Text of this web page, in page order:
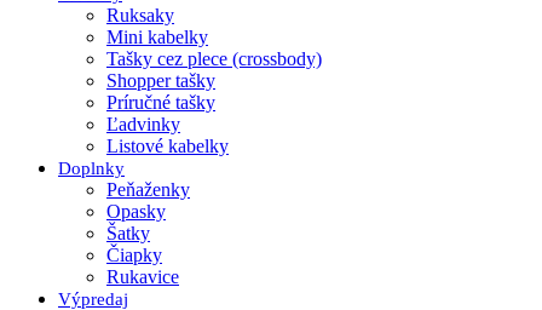
Ruksaky
Mini kabelky
Tašky cez plece (crossbody)
Shopper tašky
Príručné tašky
Ľadvinky
Listové kabelky
Doplnky
Peňaženky
Opasky
Šatky
Čiapky
Rukavice
Výpredaj